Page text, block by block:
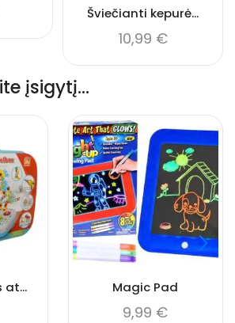
Šviečianti kepurė...
10,99 €
įsigytį...
at... Magic Pad
9,99 €